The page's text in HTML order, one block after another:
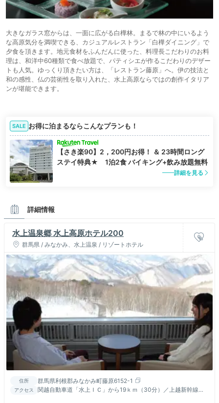
大きなガラス窓からは、一面に広がる白樺林。まるで林の中にいるよう
な高原気分を満喫できる、カジュアルレストラン「白樺ダイニング」で
夕食を頂きます。地元食材をふんだんに使った、料理長こだわりのお料
理は、和洋中60種類で食べ放題で、パティシエが作るこだわりのデザー
トも人気。ゆっくり頂きたい方は、「レストラン藤原」へ。伊の技法と
和の感性、仏の芸術性を取り入れた、水上高原ならではの創作イタリア
ンが堪能できます。
SALE お得に泊まるならこんなプランも！
【さき楽90】2，200円お得！ ＆ 23時間ロング
ステイ特典★ 1泊2食 バイキング+飲み放題無料
詳細を見る
詳細情報
水上温泉郷 水上高原ホテル200
群馬県 / みなかみ、水上温泉 / リゾートホテル
住所 群馬県利根郡みなかみ町藤原6152-1
アクセス
関越自動車道「水上ＩＣ」から19ｋｍ（30分）／上越新幹線